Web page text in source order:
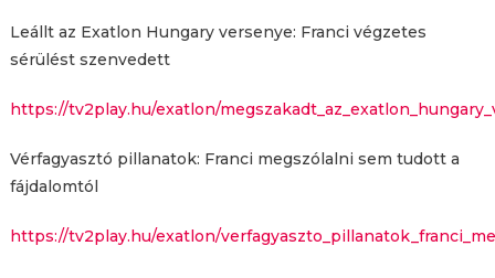
Leállt az Exatlon Hungary versenye: Franci végzetes
sérülést szenvedett
https://tv2play.hu/exatlon/
Vérfagyasztó pillanatok: Franci megszólalni sem tudott a
fájdalomtól
https://tv2play.hu/exatlon/